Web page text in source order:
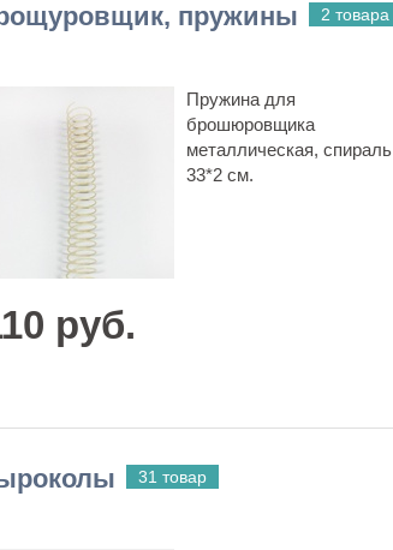
пружины 2 товара
Пружина для
брошюровщика
металлическая, спираль
33*2 см.
руб.
31 товар